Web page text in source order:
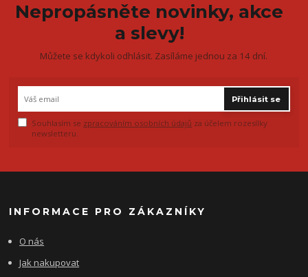
Nepropásněte novinky, akce
a slevy!
Můžete se kdykoli odhlásit. Zasíláme jednou za 14 dní.
Přihlásit se
Souhlasím se zpracováním osobních údajů za účelem rozesílky
newsletteru.
INFORMACE PRO ZÁKAZNÍKY
O nás
Jak nakupovat